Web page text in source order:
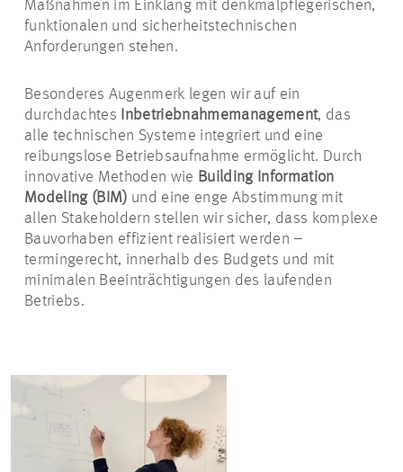
Maßnahmen im Einklang mit denkmalpflegerischen,
funktionalen und sicherheitstechnischen
Anforderungen stehen.
Besonderes Augenmerk legen wir auf ein
durchdachtes
Inbetriebnahmemanagement, das
alle technischen Systeme integriert und eine
reibungslose Betriebsaufnahme ermöglicht. Durch
innovative Methoden wie Building Information
Modeling (BIM) und eine enge Abstimmung mit
allen Stakeholdern stellen wir sicher, dass komplexe
Bauvorhaben effizient realisiert werden –
termingerecht, innerhalb des Budgets und mit
minimalen Beeinträchtigungen des laufenden
Betriebs.